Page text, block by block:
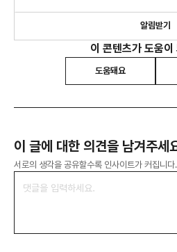
알림받기
이 콘텐츠가 도움이
도움돼요
이 글에 대한 의견을 남겨주세
서로의 생각을 공유할수록 인사이트가 커집니다.